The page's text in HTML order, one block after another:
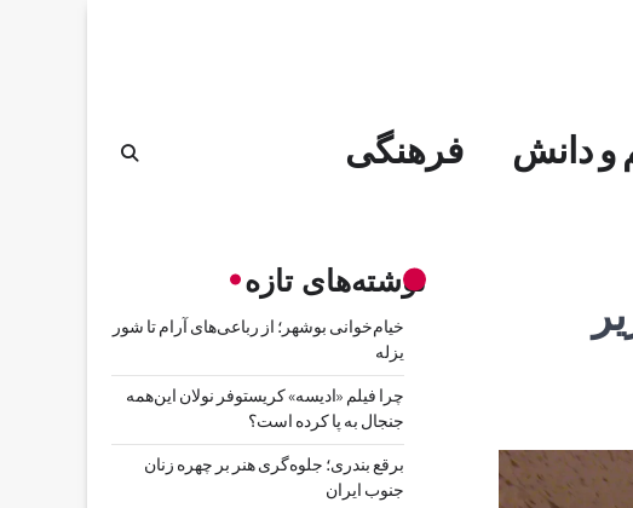
و دانش فرهنگی
نوشته‌های تازه
خیام‌خوانی بوشهر؛ از رباعی‌های آرام تا شور
یزله
چرا فیلم «ادیسه» کریستوفر نولان این‌همه
جنجال به پا کرده است؟
برقع بندری؛ جلوه‌گری هنر بر چهره زنان
جنوب ایران